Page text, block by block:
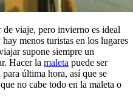
de viaje, pero invierno es ideal
menos turistas en los lugares
supone siempre un
Hacer la maleta puede ser
última hora, así que se
no cabe todo en la maleta o